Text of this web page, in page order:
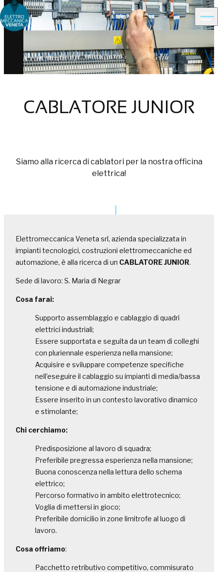
Choose people Inspire solutions
CABLATORE JUNIOR
Siamo alla ricerca di cablatori per la nostra officina
elettrica!
Elettromeccanica Veneta srl, azienda specializzata in
impianti tecnologici, costruzioni elettromeccaniche ed
automazione, è alla ricerca di un CABLATOREJUNIOR.
Sede di lavoro: S. Maria di Negrar
Cosa farai:
Supporto assemblaggio e cablaggio di quadri
elettrici industriali;
Essere supportata e seguita da un team di colleghi
con pluriennale esperienza nella mansione;
Acquisire e sviluppare competenze specifiche
nell’eseguire il cablaggio su impianti di media/bassa
tensione e di automazione industriale;
Essere inserito in un contesto lavorativo dinamico
e stimolante;
Chi cerchiamo:
Predisposizione al lavoro di squadra;
Preferibile pregressa esperienza nella mansione;
Buona conoscenza nella lettura dello schema
elettrico;
Percorso formativo in ambito elettrotecnico;
Voglia di mettersi in gioco;
Preferibile domicilio in zone limitrofe al luogo di
lavoro.
Cosa offriamo:
Pacchetto retributivo competitivo, commisurato